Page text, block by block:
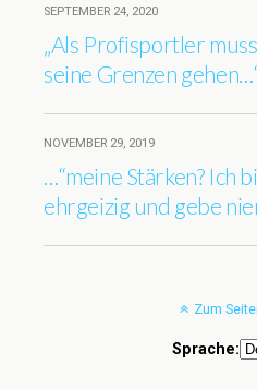
SEPTEMBER 24, 2020
„Als Profisportler
seine Grenzen
NOVEMBER 29, 2019
…“meine Stärken? Ich
ehrgeizig und gebe
Zum
Sprache: